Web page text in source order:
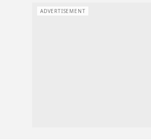
ADVERTISEMENT